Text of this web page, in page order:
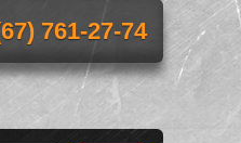
761-27-74